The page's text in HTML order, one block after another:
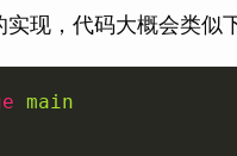
现，代码大概会类似
main